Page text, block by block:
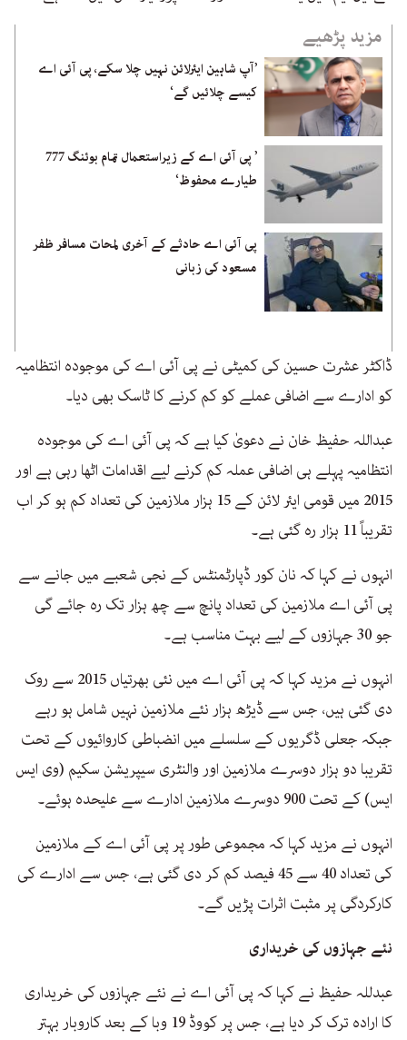
مزید پڑھیے
’آپ شاہین ایئرلائن نہیں چلا سکے، پی آئی اے
کیسے چلائیں گے‘
’ پی آئی اے کے زیراستعمال تمام بوئنگ 777
طیارے محفوظ‘
پی آئی اے حادثے کے آخری لمحات مسافر ظفر
مسعود کی زبانی
ڈاکٹر عشرت حسین کی کمیٹی نے پی آئی اے کی موجودہ انتظامیہ
کو ادارے سے اضافی عملے کو کم کرنے کا ٹاسک بھی دیا۔
عبداللہ حفیظ خان نے دعویٰ کیا ہے کہ پی آئی اے کی موجودہ
انتظامیہ پہلے ہی اضافی عملہ کم کرنے لیے اقدامات اٹھا رہی ہے اور
2015 میں قومی ایئر لائن کے 15 ہزار ملازمین کی تعداد کم ہو کر اب
تقریباً 11 ہزار رہ گئی ہے۔
انہوں نے کہا کہ نان کور ڈپارٹمنٹس کے نجی شعبے میں جانے سے
پی آئی اے ملازمین کی تعداد پانچ سے چھ ہزار تک رہ جائے گی
جو 30 جہازوں کے لیے بہت مناسب ہے۔
انہوں نے مزید کہا کہ پی آئی اے میں نئی بھرتیاں 2015 سے روک
دی گئی ہیں، جس سے ڈیڑھ ہزار نئے ملازمین نہیں شامل ہو رہے
جبکہ جعلی ڈگریوں کے سلسلے میں انضباطی کاروائیوں کے تحت
تقریبا دو ہزار دوسرے ملازمین اور والنٹری سیپریشن سکیم (وی ایس
ایس) کے تحت 900 دوسرے ملازمین ادارے سے علیحدہ ہوئے۔
انہوں نے مزید کہا کہ مجموعی طور پر پی آئی اے کے ملازمین
کی تعداد 40 سے 45 فیصد کم کر دی گئی ہے، جس سے ادارے کی
کارکردگی پر مثبت اثرات پڑیں گے۔
نئے جہازوں کی خریداری
عبدللہ حفیظ نے کہا کہ پی آئی اے نے نئے جہازوں کی خریداری
کا ارادہ ترک کر دیا ہے، جس پر کووڈ 19 وبا کے بعد کاروبار بہتر